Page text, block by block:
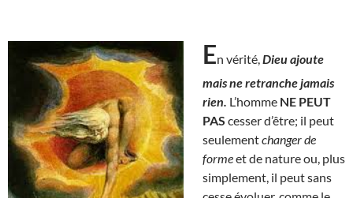
En vérité, Dieu ajoute
mais ne retranche jamais
rien. L’homme NE PEUT
PAS cesser d’être; il peut
seulementchanger de
formeet de nature ou, plus
simplement, il peut sans